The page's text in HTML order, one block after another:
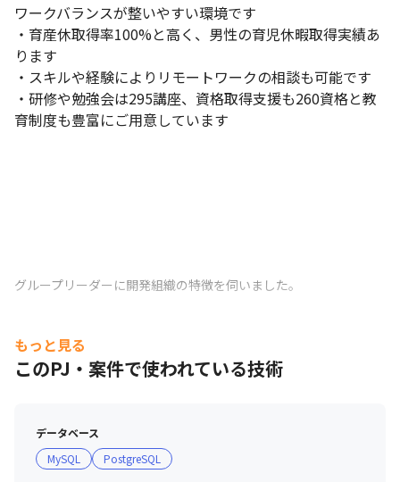
ワークバランスが整いやすい環境です
・育産休取得率100%と高く、男性の育児休暇取得実績あ
ります
・スキルや経験によりリモートワークの相談も可能です
・研修や勉強会は295講座、資格取得支援も260資格と教
育制度も豊富にご用意しています
グループリーダーに開発組織の特徴を伺いました。
エンジニアの1日の流れをご紹介。
もっと見る
このPJ・案件で使われている技術
データベース
MySQL
PostgreSQL